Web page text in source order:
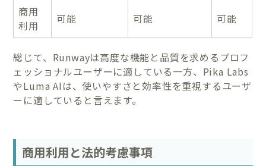
商用
利用
可能 可能 可能
総じて、Runwayは高度な機能と品質を求めるプロフ
ェッショナルユーザーに適している一方、Pika Labs
やLuma AIは、使いやすさと効率性を重視するユーザ
ーに適していると言えます。
商用利用と法的考慮事項